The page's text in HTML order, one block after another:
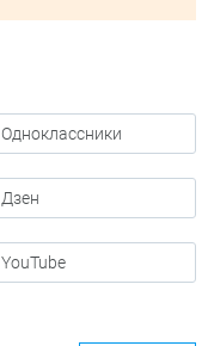
Одноклассники
Дзен
YouTube